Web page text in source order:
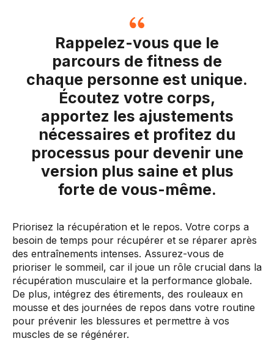
Rappelez-vous que le
parcours de fitness de
chaque personne est unique.
Écoutez votre corps,
apportez les ajustements
nécessaires et profitez du
processus pour devenir une
version plus saine et plus
forte de vous-même.
Priorisez la récupération et le repos. Votre corps a
besoin de temps pour récupérer et se réparer après
des entraînements intenses. Assurez-vous de
prioriser le sommeil, car il joue un rôle crucial dans la
récupération musculaire et la performance globale.
De plus, intégrez des étirements, des rouleaux en
mousse et des journées de repos dans votre routine
pour prévenir les blessures et permettre à vos
muscles de se régénérer.